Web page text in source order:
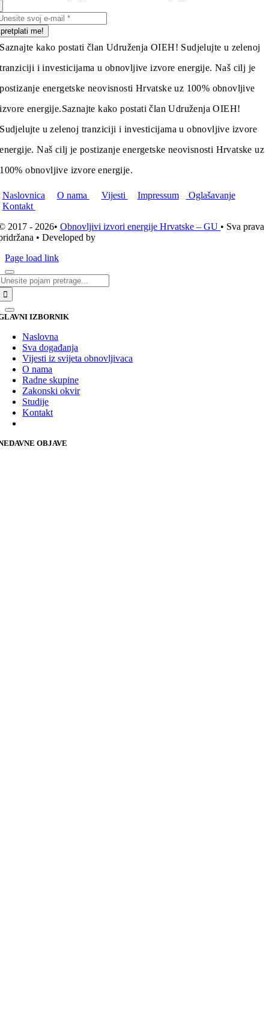
pretplati me!
Saznajte kako postati član Udruženja OIEH! Sudjelujte u zelenoj
tranziciji i investicijama u obnovljive izvore energije. Naš cilj je
postizanje energetske neovisnosti Hrvatske uz 100% obnovljive
izvore energije.Saznajte kako postati član Udruženja OIEH!
Sudjelujte u zelenoj tranziciji i investicijama u obnovljive izvore
energije. Naš cilj je postizanje energetske neovisnosti Hrvatske uz
100% obnovljive izvore energije.
Naslovnica O nama Vijesti Impressum
Oglašavanje
Kontakt
2017 - 2026•Obnovljivi izvori energije Hrvatske – GU • Sva prava
• Developed by
Page load link
IZBORNIK
Naslovna
Sva događanja
Vijesti iz svijeta obnovljivaca
O nama
Radne skupine
Zakonski okvir
Studije
Kontakt
OBJAVE